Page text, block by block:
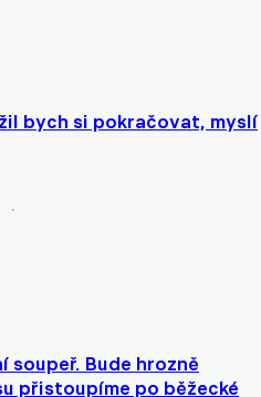
bych si pokračovat, myslí
soupeř. Bude hrozně
přistoupíme po běžecké